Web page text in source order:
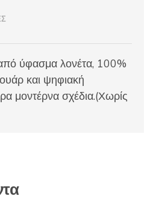
ύφασμα λονέτα, 100%
και ψηφιακή
μοντέρνα σχέδια.(Χωρίς